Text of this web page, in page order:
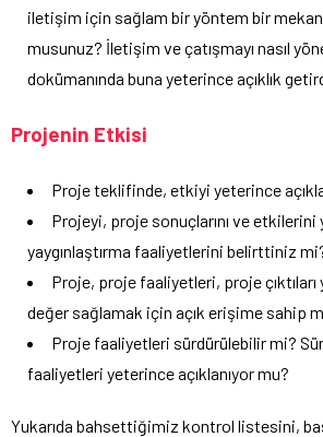
iletişim için sağlam bir yöntem bir
musunuz? İletişim ve çatışmayı nasıl
dokümanında buna yeterince açıklık
Projenin Etkisi
Proje teklifinde, etkiyi yeterince
Projeyi, proje sonuçlarını ve
yaygınlaştırma faaliyetlerini belirttiniz
Proje, proje faaliyetleri, proje
değer sağlamak için açık erişime sahip
Proje faaliyetleri sürdürülebilir mi?
faaliyetleri yeterince açıklanıyor mu?
Yukarıda bahsettiğimiz kontrol listesini,